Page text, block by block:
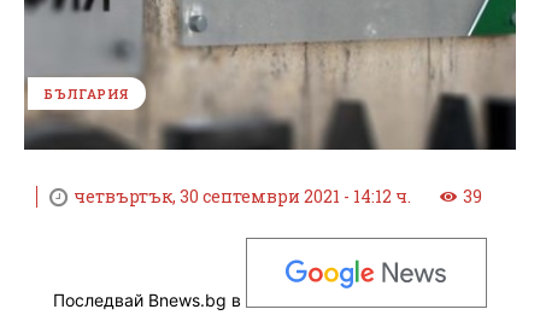
БЪЛГАРИЯ
четвъртък, 30 септември 2021 - 14:12 ч. 39
Последвай Bnews.bg в